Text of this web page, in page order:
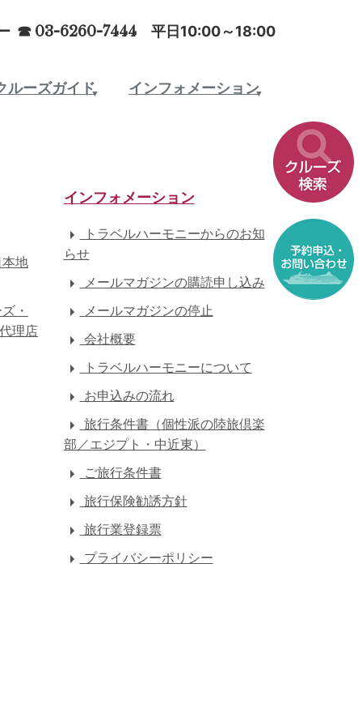
ー ☎ 03-6260-7444 平日10:00～18:00
ルーズガイド インフォメーション
地
・
理店
インフォメーション
トラベルハーモニーからのお知
らせ
メールマガジンの購読申し込み
メールマガジンの停止
会社概要
トラベルハーモニーについて
お申込みの流れ
旅行条件書（個性派の陸旅倶楽
部／エジプト・中近東）
ご旅行条件書
旅行保険勧誘方針
旅行業登録票
プライバシーポリシー